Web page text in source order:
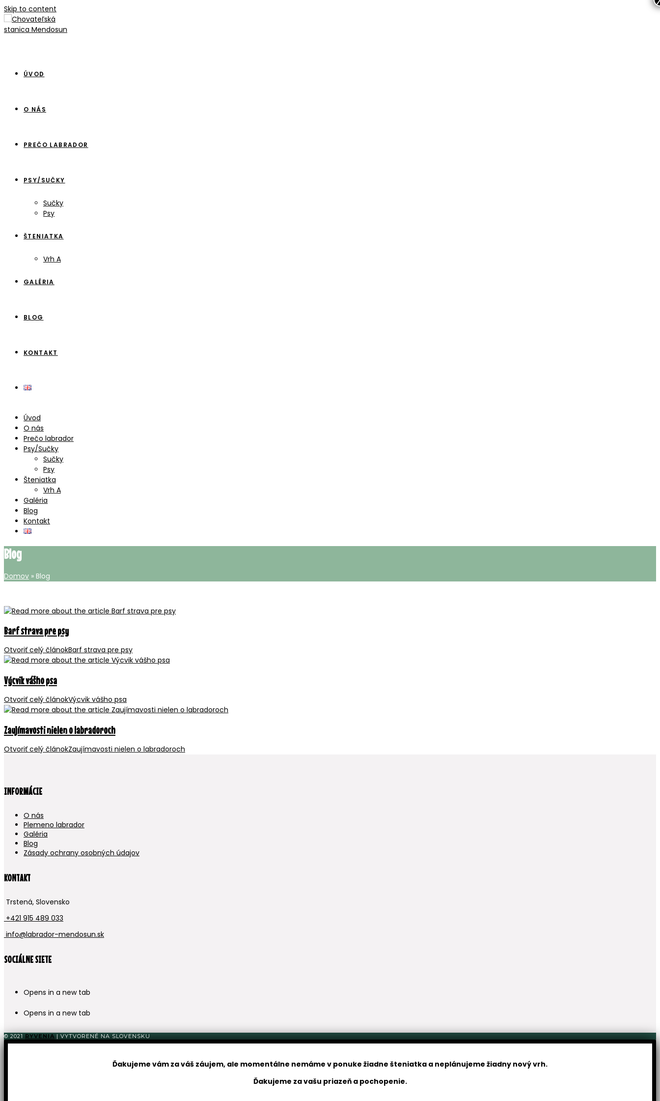
Skip to content
ÚVOD
O NÁS
PREČO LABRADOR
PSY/SUČKY
Sučky
Psy
ŠTENIATKA
Vrh A
GALÉRIA
BLOG
KONTAKT
Úvod
O nás
Prečo labrador
Psy/Sučky
Sučky
Psy
Šteniatka
Vrh A
Galéria
Blog
Kontakt
Blog
Domov » Blog
Barf strava pre psy
Otvoriť celý článokBarf strava pre psy
Výcvik vášho psa
Otvoriť celý článokVýcvik vášho psa
Zaujímavosti nielen o labradoroch
Otvoriť celý článokZaujímavosti nielen o labradoroch
INFORMÁCIE
O nás
Plemeno labrador
Galéria
Blog
Zásady ochrany osobných údajov
KONTAKT
Trstená, Slovensko
+421 915 489 033
info@labrador-mendosun.sk
SOCIÁLNE SIETE
Opens in a new tab
Opens in a new tab
© 2021 RYVENIA | VYTVORENÉ NA SLOVENSKU
Ďakujeme vám za váš záujem, ale momentálne nemáme v ponuke žiadne šteniatka a neplánujeme žiadny nový vrh.
Ďakujeme za vašu priazeň a pochopenie.